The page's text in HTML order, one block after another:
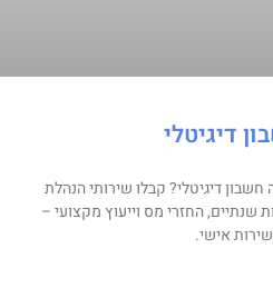
דיגיטלי
דיגיטלי? קבלו שירותי הנהלת
שנתיים, החזרי מס וייעוץ מקצועי –
אישי.